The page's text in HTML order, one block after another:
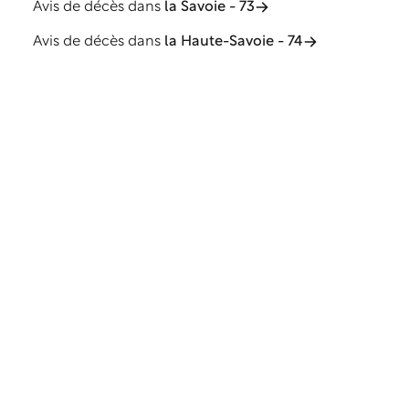
Avis de décès dans la Savoie - 73
Avis de décès dans la Haute-Savoie - 74